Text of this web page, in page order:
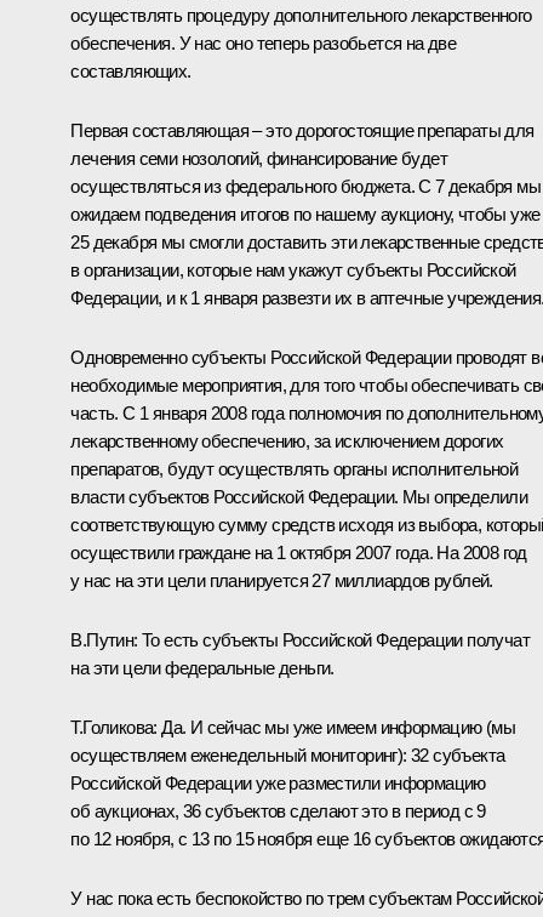
осуществлять процедуру дополнительного лекарственного
обеспечения. У нас оно теперь разобьется на две
составляющих.
Первая составляющая – это дорогостоящие препараты для
лечения семи нозологий, финансирование будет
осуществляться из федерального бюджета. С 7 декабря мы
ожидаем подведения итогов по нашему аукциону, чтобы уже
25 декабря мы смогли доставить эти лекарственные
в организации, которые нам укажут субъекты Российской
Федерации, и к 1 января развезти их в аптечные
Одновременно субъекты Российской Федерации проводят
необходимые мероприятия, для того чтобы обеспечивать
часть. С 1 января 2008 года полномочия по
лекарственному обеспечению, за исключением дорогих
препаратов, будут осуществлять органы исполнительной
власти субъектов Российской Федерации. Мы определили
соответствующую сумму средств исходя из выбора,
осуществили граждане на 1 октября 2007 года. На 2008 год
у нас на эти цели планируется 27 миллиардов рублей.
В.Путин: То есть субъекты Российской Федерации получат
на эти цели федеральные деньги.
Т.Голикова: Да. И сейчас мы уже имеем информацию (мы
осуществляем еженедельный мониторинг): 32 субъекта
Российской Федерации уже разместили информацию
об аукционах, 36 субъектов сделают это в период с 9
по 12 ноября, с 13 по 15 ноября еще 16 субъектов
У нас пока есть беспокойство по трем субъектам